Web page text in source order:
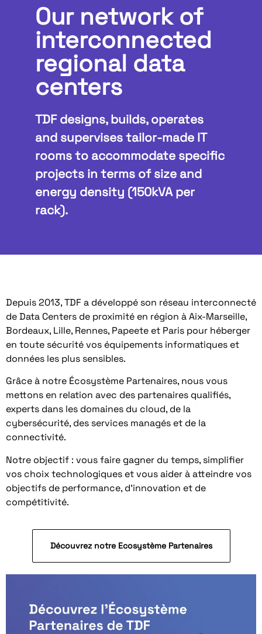
Our network of
interconnected
regional data
centers
TDF designs, builds, operates
and supervises tailor-made IT
rooms to accommodate specific
projects in terms of size and
energy density (150kVA per
rack).
Depuis 2013, TDF a développé son réseau interconnecté
de Data Centers de proximité en région à Aix-Marseille,
Bordeaux, Lille, Rennes, Papeete et Paris pour héberger
en toute sécurité vos équipements informatiques et
données les plus sensibles.
Grâce à notre Écosystème Partenaires, nous vous
mettons en relation avec des partenaires qualifiés,
experts dans les domaines du cloud, de la
cybersécurité, des services managés et de la
connectivité.
Notre objectif : vous faire gagner du temps, simplifier
vos choix technologiques et vous aider à atteindre vos
objectifs de performance, d’innovation et de
compétitivité.
Découvrez notre Ecosystème Partenaires